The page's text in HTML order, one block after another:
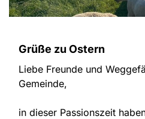
Grüße zu Ostern
Liebe Freunde und
Gemeinde,
in dieser Passionszeit